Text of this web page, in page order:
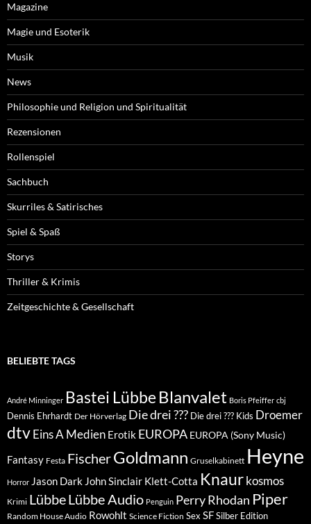
Magazine
Magie und Esoterik
Musik
News
Philosophie und Religion und Spiritualität
Rezensionen
Rollenspiel
Sachbuch
Skurriles & Satirisches
Spiel & Spaß
Storys
Thriller & Krimis
Zeitgeschichte & Gesellschaft
BELIEBTE TAGS
André Minninger Bastei Lübbe Blanvalet Boris Pfeiffer cbj
Dennis Ehrhardt Der Hörverlag Die drei ??? Die drei ??? Kids Droemer
dtvEins A Medien Erotik EUROPA EUROPA (Sony Music)
Fantasy Festa FischerGoldmann Gruselkabinett Heyne
Horror Jason Dark John Sinclair Klett-Cotta Knaur kosmos
Krimi LübbeLübbe Audio Penguin Perry Rhodan Piper
Random House Audio Rowohlt Science Fiction Sex SFSilber Edition